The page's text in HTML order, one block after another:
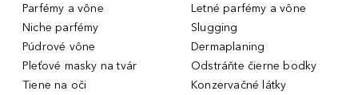
Parfémy a vône
Niche parfémy
Púdrové vône
Pleťové masky na tvár
Tiene na oči
Letné parfémy a vône
Slugging
Dermaplaning
Odstráňte čierne bodky
Konzervačné látky